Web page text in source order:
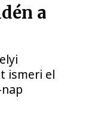
a
ismeri el